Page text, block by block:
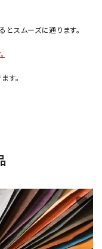
スムーズに通ります。
す。
favorite